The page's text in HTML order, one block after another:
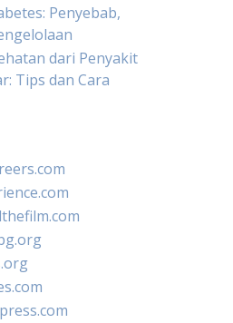
Penyebab,
dari Penyakit
Tips dan Cara